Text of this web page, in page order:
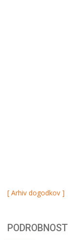
[ Arhiv dogodkov ]
PODROBNOSTI